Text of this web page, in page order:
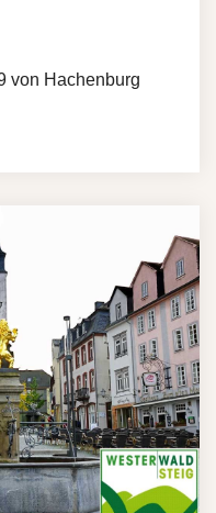
von Hachenburg